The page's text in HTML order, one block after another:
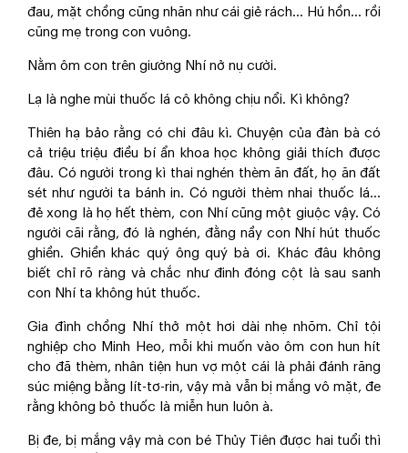
đau, mặt chồng cũng nhăn như cái giẻ rách… Hú hồn… rồi
cũng mẹ trong con vuông.
Nằm ôm con trên giường Nhí nở nụ cười.
Lạ là nghe mùi thuốc lá cô không chịu nổi. Kì không?
Thiên hạ bảo rằng có chi đâu kì. Chuyện của đàn bà có
cả triệu triệu điều bí ẩn khoa học không giải thích được
đâu. Có người trong kì thai nghén thèm ăn đất, họ ăn đất
sét như người ta bánh in. Có người thèm nhai thuốc lá…
đẻ xong là họ hết thèm, con Nhí cũng một giuộc vậy. Có
người cãi rằng, đó là nghén, đằng nầy con Nhí hút thuốc
ghiền. Ghiền khác quý ông quý bà ơi. Khác đâu không
biết chỉ rõ ràng và chắc như đinh đóng cột là sau sanh
con Nhí ta không hút thuốc.
Gia đình chồng Nhí thở một hơi dài nhẹ nhõm. Chỉ tội
nghiệp cho Minh Heo, mỗi khi muốn vào ôm con hun hít
cho đã thèm, nhân tiện hun vợ một cái là phải đánh răng
súc miệng bằng lít-tơ-rin, vậy mà vẫn bị mắng vô mặt, đe
rằng không bỏ thuốc là miễn hun luôn à.
Bị đe, bị mắng vậy mà con bé Thủy Tiên được hai tuổi thì